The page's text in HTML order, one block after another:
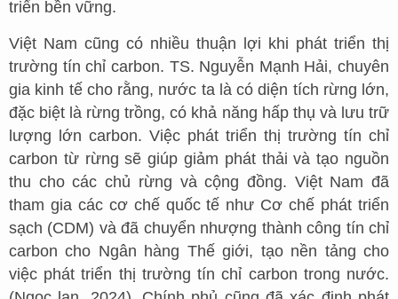
triển bền vững.
Việt Nam cũng có nhiều thuận lợi khi phát triển thị
trường tín chỉ carbon. TS. Nguyễn Mạnh Hải, chuyên
gia kinh tế cho rằng, nước ta là có diện tích rừng lớn,
đặc biệt là rừng trồng, có khả năng hấp thụ và lưu trữ
lượng lớn carbon. Việc phát triển thị trường tín chỉ
carbon từ rừng sẽ giúp giảm phát thải và tạo nguồn
thu cho các chủ rừng và cộng đồng. Việt Nam đã
tham gia các cơ chế quốc tế như Cơ chế phát triển
sạch (CDM) và đã chuyển nhượng thành công tín chỉ
carbon cho Ngân hàng Thế giới, tạo nền tảng cho
việc phát triển thị trường tín chỉ carbon trong nước.